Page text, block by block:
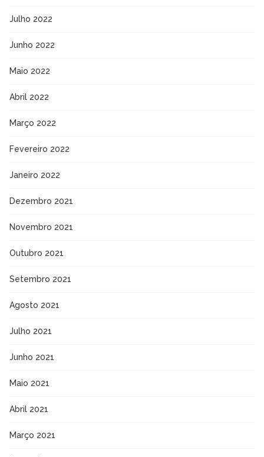
Julho 2022
Junho 2022
Maio 2022
Abril 2022
Março 2022
Fevereiro 2022
Janeiro 2022
Dezembro 2021
Novembro 2021
Outubro 2021
Setembro 2021
Agosto 2021
Julho 2021
Junho 2021
Maio 2021
Abril 2021
Março 2021